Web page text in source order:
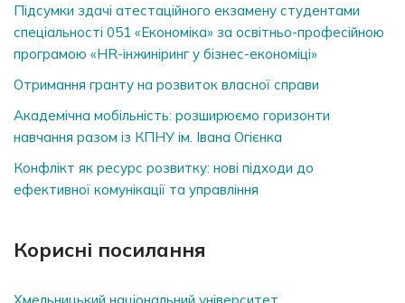
Підсумки здачі атестаційного екзамену студентами
спеціальності 051 «Економіка» за освітньо-професійною
програмою «HR-інжиніринг у бізнес-економіці»
Отримання гранту на розвиток власної справи
Академічна мобільність: розширюємо горизонти
навчання разом із КПНУ ім. Івана Огієнка
Конфлікт як ресурс розвитку: нові підходи до
ефективної комунікації та управління
Корисні посилання
Хмельницький національний університет